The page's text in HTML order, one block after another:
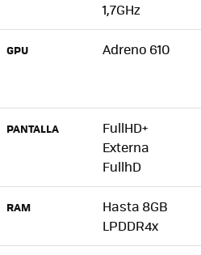
1,7GHz
GPU Adreno 610
PANTALLA
FullHD+
Externa
FullhD
RAM
Hasta 8GB
LPDDR4x